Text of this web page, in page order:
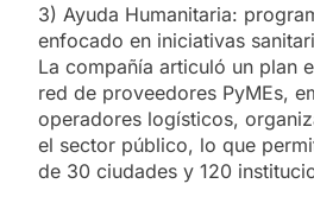
3) Ayuda Humanitaria:
enfocado en iniciativas
La compañía articuló un plan
red de proveedores PyMEs,
operadores logísticos,
el sector público, lo que
de 30 ciudades y 120